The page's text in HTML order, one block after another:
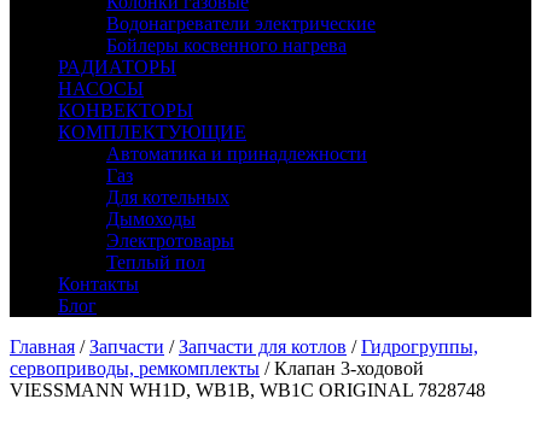
Водонагреватели электрические
Бойлеры косвенного нагрева
РАДИАТОРЫ
НАСОСЫ
КОНВЕКТОРЫ
КОМПЛЕКТУЮЩИЕ
Автоматика и принадлежности
Газ
Для котельных
Дымоходы
Электротовары
Теплый пол
Контакты
Блог
Главная /Запчасти /Запчасти для котлов /Гидрогруппы,
сервоприводы, ремкомплекты / Клапан 3-ходовой
VIESSMANN WH1D, WB1B, WB1C ORIGINAL 7828748